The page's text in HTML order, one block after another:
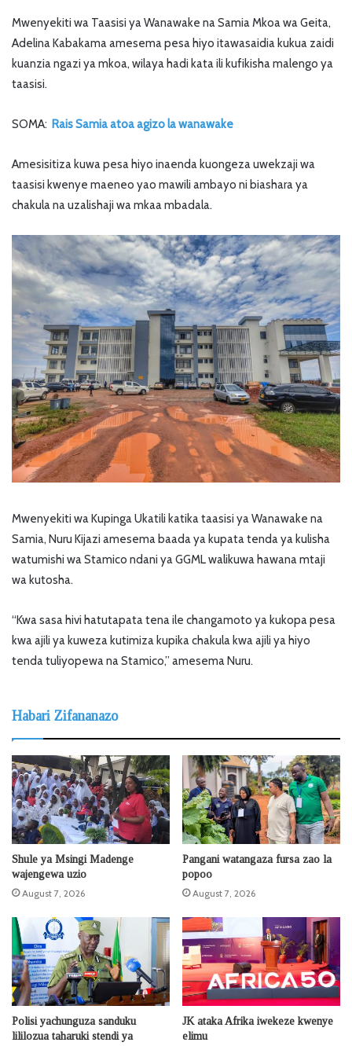
Mwenyekiti wa Taasisi ya Wanawake na Samia Mkoa wa Geita,
Adelina Kabakama amesema pesa hiyo itawasaidia kukua zaidi
kuanzia ngazi ya mkoa, wilaya hadi kata ili kufikisha malengo ya
taasisi.
SOMA: Rais Samia atoa agizo la wanawake
Amesisitiza kuwa pesa hiyo inaenda kuongeza uwekzaji wa
taasisi kwenye maeneo yao mawili ambayo ni biashara ya
chakula na uzalishaji wa mkaa mbadala.
Mwenyekiti wa Kupinga Ukatili katika taasisi ya Wanawake na
Samia, Nuru Kijazi amesema baada ya kupata tenda ya kulisha
watumishi wa Stamico ndani ya GGML walikuwa hawana mtaji
wa kutosha.
“Kwa sasa hivi hatutapata tena ile changamoto ya kukopa pesa
kwa ajili ya kuweza kutimiza kupika chakula kwa ajili ya hiyo
tenda tuliyopewa na Stamico,” amesema Nuru.
Habari Zifananazo
Shule ya Msingi Madenge
wajengewa uzio
August 7, 2026
Pangani watangaza fursa zao la
popoo
August 7, 2026
Polisi yachunguza sanduku
lililozua taharuki stendi ya
JK ataka Afrika iwekeze kwenye
elimu